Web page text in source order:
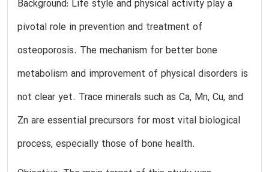
Background: Life style and physical activity play a
pivotal role in prevention and treatment of
osteoporosis. The mechanism for better bone
metabolism and improvement of physical disorders is
not clear yet. Trace minerals such as Ca, Mn, Cu, and
Zn are essential precursors for most vital biological
process, especially those of bone health.